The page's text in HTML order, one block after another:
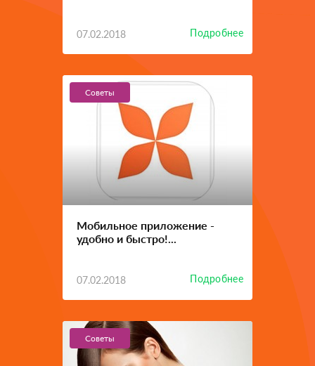
07.02.2018 Подробнее
Советы
Мобильное приложение -
удобно и быстро!...
07.02.2018 Подробнее
Советы